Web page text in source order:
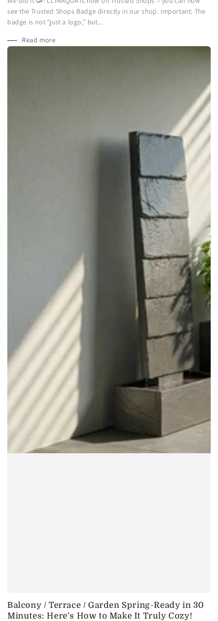
see the Trusted Shops Badge directly in our shop. Important: The
badge is not "just a logo," but...
Read more
Balcony / Terrace / Garden Spring-Ready in 30
Minutes: Here's How to Make It Truly Cozy!